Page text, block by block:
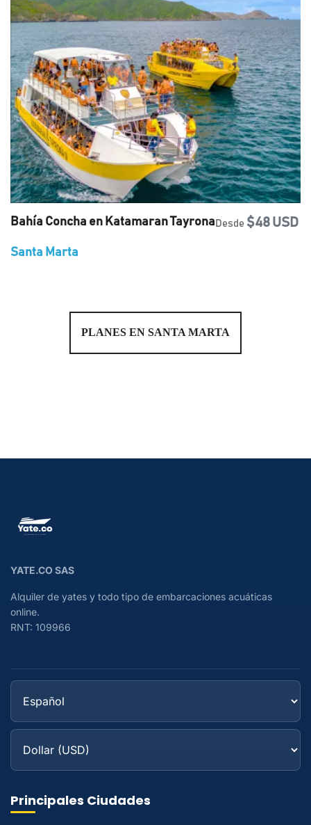
Bahía Concha en Katamaran Tayrona Desde $48 USD
Santa Marta
PLANES EN SANTA MARTA
YATE.CO SAS
Alquiler de yates y todo tipo de embarcaciones acuáticas
online.
RNT: 109966
Principales Ciudades